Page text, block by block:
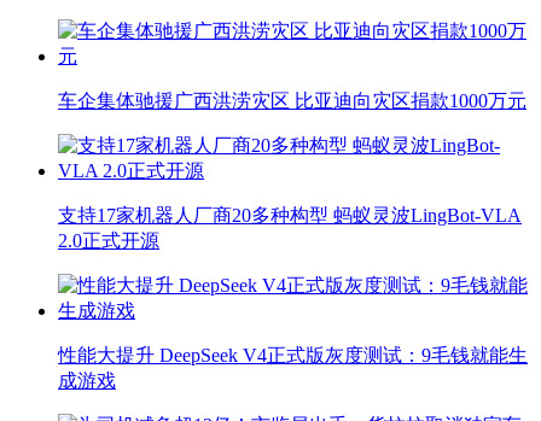
车企集体驰援广西洪涝灾区 比亚迪向灾区捐款1000万元
支持17家机器人厂商20多种构型 蚂蚁灵波LingBot-VLA
2.0正式开源
性能大提升 DeepSeek V4正式版灰度测试：9毛钱就能生
成游戏